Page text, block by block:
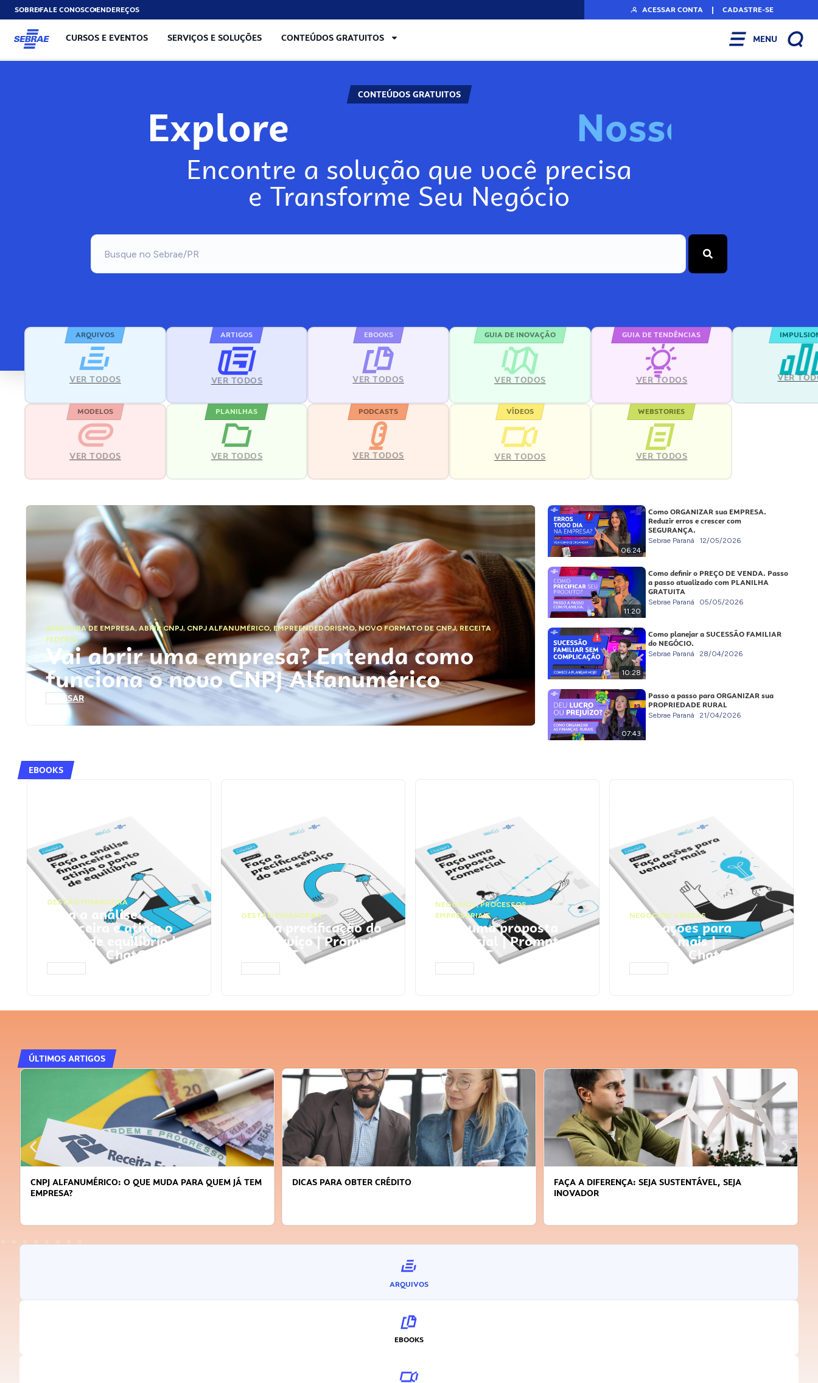
SOBREFALE CONOSCOENDEREÇOS ACESSAR CONTA | CADASTRE-SE
CURSOS E EVENTOS SERVIÇOS E SOLUÇÕES CONTEÚDOS GRATUITOS MENU
CONTEÚDOS GRATUITOS
Explore Nosso
Encontre a solução que você precisa
e Transforme Seu Negócio
ARQUIVOS
VER TODOS
ARTIGOS
VER TODOS
EBOOKS
VER TODOS
GUIA DE INOVAÇÃO
VER TODOS
GUIA DE TENDÊNCIAS
VER TODOS VER
MODELOS
VER TODOS
PLANILHAS
VER TODOS
PODCASTS
VER TODOS
VÍDEOS
VER TODOS
WEBSTORIES
VER TODOS
ABERTURA DE EMPRESA,ABRIR CNPJ, CNPJ ALFANUMÉRICO, EMPREENDEDORISMO,NOVO FORMATO DE CNPJ,RECEITA
FEDERAL
Vai abrir uma empresa? Entenda como
funciona o novo CNPJ Alfanumérico
ACESSAR
06:24
Como ORGANIZAR sua EMPRESA.
Reduzir erros e crescer com
SEGURANÇA.
Sebrae Paraná 12/05/2026
11:20
Como definir o PREÇO DE VENDA. Passo
a passo atualizado com PLANILHA
GRATUITA
Sebrae Paraná 05/05/2026
10:28
Como planejar a SUCESSÃO FAMILIAR
do NEGÓCIO.
Sebrae Paraná 28/04/2026
07:43
Passo a passo para ORGANIZAR sua
PROPRIEDADE RURAL
Sebrae Paraná 21/04/2026
EBOOKS
GESTÃO FINANCEIRA
Faça a análise
financeira e atinja o
ponto de equilíbrio |
Prompts ChatGPT
GESTÃO FINANCEIRA
Faça a precificação do
seu serviço | Prompts
ChatGPT
NEGÓCIOS,PROCESSOS
EMPRESARIAIS
Faça uma proposta
comercial | Prompts
ChatGPT
NEGÓCIOS, VENDAS
Faça ações para
vender mais |
Prompts ChatGPT
ÚLTIMOS ARTIGOS
CNPJ ALFANUMÉRICO: O QUE MUDA PARA QUEM JÁ TEM
EMPRESA?
DICAS PARA OBTER CRÉDITO
FAÇA A DIFERENÇA: SEJA SUSTENTÁVEL, SEJA
INOVADOR
ARQUIVOS
EBOOKS